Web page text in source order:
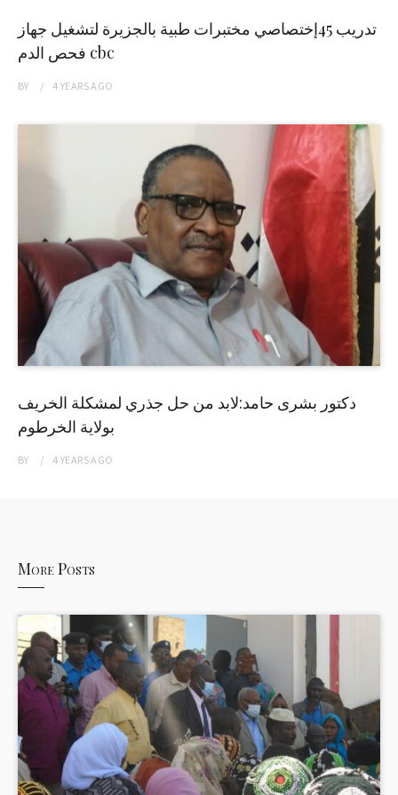
تدريب 45إختصاصي مختبرات طبية بالجزيرة لتشغيل جهاز
فحص الدم cbc
BY 4 YEARSAGO
دكتور بشرى حامد:لابد من حل جذري لمشكلة الخريف
بولاية الخرطوم
BY 4 YEARSAGO
More Posts